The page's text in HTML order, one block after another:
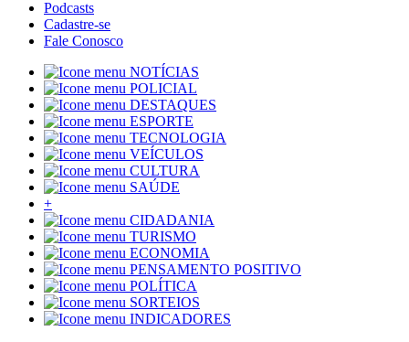
Podcasts
Cadastre-se
Fale Conosco
NOTÍCIAS
POLICIAL
DESTAQUES
ESPORTE
TECNOLOGIA
VEÍCULOS
CULTURA
SAÚDE
+
CIDADANIA
TURISMO
ECONOMIA
PENSAMENTO POSITIVO
POLÍTICA
SORTEIOS
INDICADORES